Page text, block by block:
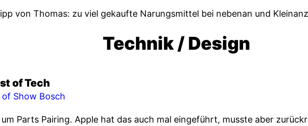
von Thomas: zu viel gekaufte Narungsmittel bei nebenan und
Technik / Design
of Tech
of Show Bosch
Parts Pairing. Apple hat das auch mal eingeführt, musste aber